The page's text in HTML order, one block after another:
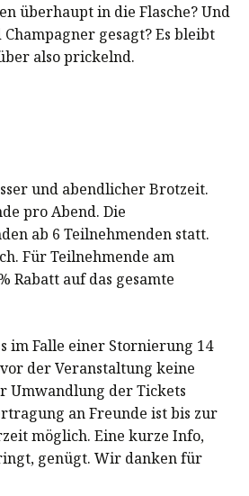
überhaupt in die Flasche? Und
gesagt? Es bleibt
also prickelnd.
und abendlicher Brotzeit.
pro Abend. Die
ab 6 Teilnehmenden statt.
Für Teilnehmende am
Rabatt auf das gesamte
im Falle einer Stornierung 14
der Veranstaltung keine
Umwandlung der Tickets
an Freunde ist bis zur
möglich. Eine kurze Info,
genügt. Wir danken für